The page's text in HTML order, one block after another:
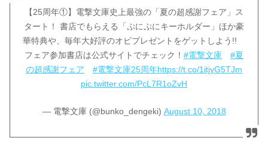
【25周年①】電撃文庫史上最強の「夏の超感謝フェア」ス
タート！ 書店でもらえる「ぷにぷにキーホルダー」ほか豪
華特典や、毎年大好評のオビプレゼントをゲットしよう!!
フェア参加書店は公式サイトでチェック！ #電撃文庫
#夏
の超感謝フェア
#電撃文庫25周年https://t.co/1itjyG5TJm
pic.twitter.com/PcL7R1oZvH
— 電撃文庫 (@bunko_dengeki) August 10, 2018